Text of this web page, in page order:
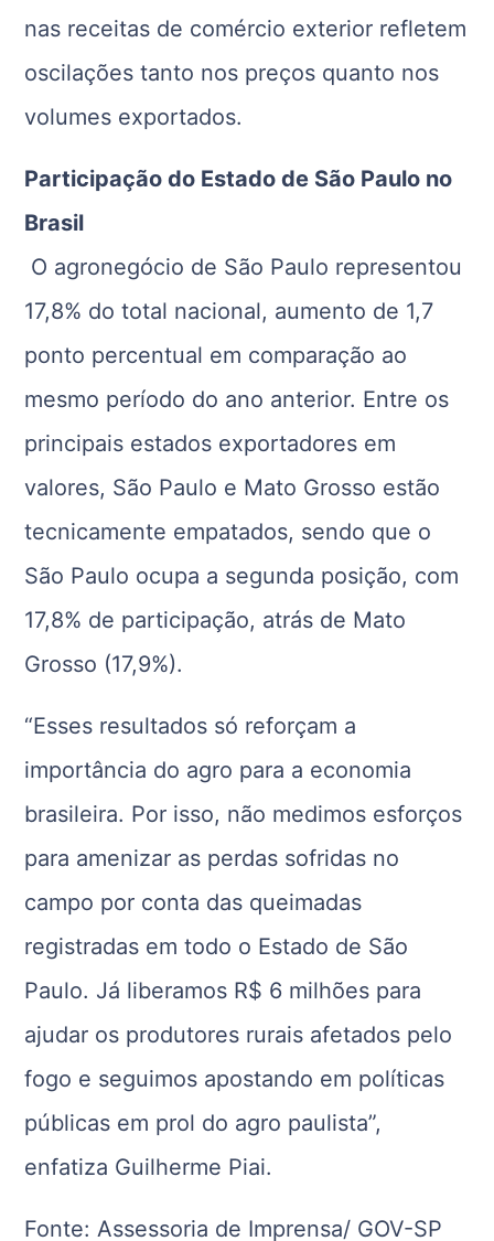
nas receitas de comércio exterior refletem
oscilações tanto nos preços quanto nos
volumes exportados.
Participação do Estado de São Paulo no
Brasil
O agronegócio de São Paulo representou
17,8% do total nacional, aumento de 1,7
ponto percentual em comparação ao
mesmo período do ano anterior. Entre os
principais estados exportadores em
valores, São Paulo e Mato Grosso estão
tecnicamente empatados, sendo que o
São Paulo ocupa a segunda posição, com
17,8% de participação, atrás de Mato
Grosso (17,9%).
“Esses resultados só reforçam a
importância do agro para a economia
brasileira. Por isso, não medimos esforços
para amenizar as perdas sofridas no
campo por conta das queimadas
registradas em todo o Estado de São
Paulo. Já liberamos R$ 6 milhões para
ajudar os produtores rurais afetados pelo
fogo e seguimos apostando em políticas
públicas em prol do agro paulista”,
enfatiza Guilherme Piai.
Fonte: Assessoria de Imprensa/ GOV-SP